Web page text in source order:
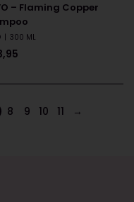
– Flaming Copper
| 300 ML
8 9 10 11 →